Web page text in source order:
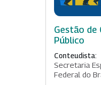
Gestão de
Público
Conteudista:
Secretaria
Federal do